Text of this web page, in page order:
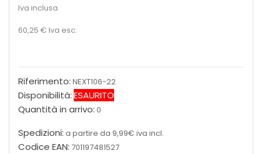
Iva inclusa
60,25 € Iva esc.
Riferimento: NEXT106-22
Disponibilità:ESAURITO
Quantità in arrivo: 0
Spedizioni: a partire da 9,99€ iva incl.
Codice EAN: 701197481527